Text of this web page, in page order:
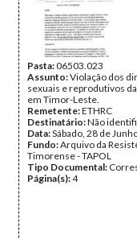
Pasta:06503.023
Assunto:Violação dos
sexuais e reprodutivos
em Timor-Leste.
Remetente:ETHRC
Destinatário:Não
Data:Sábado, 28 de
Fundo:Arquivo da
Timorense - TAPOL
Tipo Documental:
Página(s):4